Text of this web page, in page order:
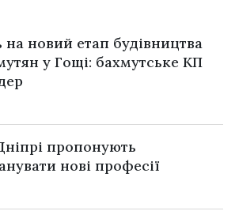
новий етап будівництва
у Гощі: бахмутське КП
пропонують
нові професії